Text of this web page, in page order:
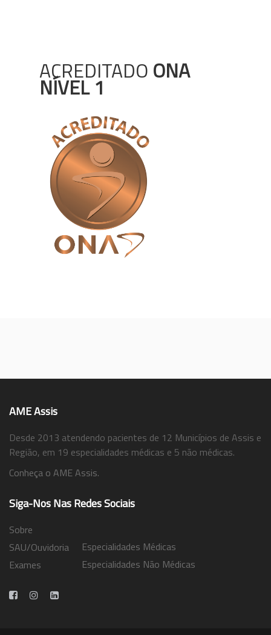
ACREDITADO ONA
NÍVEL 1
AME Assis
Desde 2013 atendendo pacientes de 12 Municípios de Assis e
Região, em 19 especialidades médicas e 5 não médicas.
Conheça o AME Assis.
Siga-Nos Nas Redes Sociais
Sobre
SAU/Ouvidoria
Exames
Especialidades Médicas
Especialidades Não Médicas